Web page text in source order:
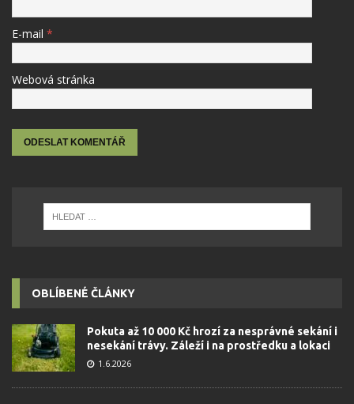
E-mail *
Webová stránka
OBLÍBENÉ ČLÁNKY
Pokuta až 10 000 Kč hrozí za nesprávné sekání i
nesekání trávy. Záleží i na prostředku a lokaci
1.6.2026